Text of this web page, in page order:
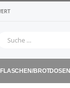
BROTDOSEN